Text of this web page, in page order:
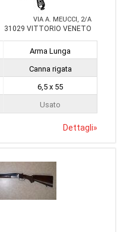
VIA A. MEUCCI, 2/A
31029 VITTORIO VENETO
Arma Lunga
Canna rigata
6,5 x 55
Usato
Dettagli»